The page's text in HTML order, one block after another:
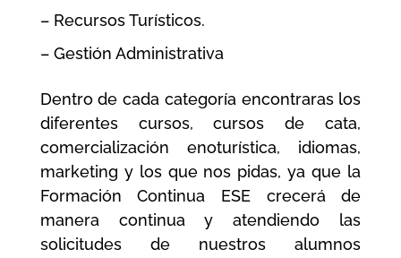
– Recursos Turísticos.
– Gestión Administrativa
Dentro de cada categoría encontraras los
diferentes cursos, cursos de cata,
comercialización enoturística, idiomas,
marketing y los que nos pidas, ya que la
Formación Continua ESE crecerá de
manera continua y atendiendo las
solicitudes de nuestros alumnos